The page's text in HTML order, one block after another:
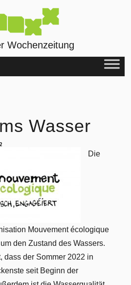
Wochenzeitung
Wasser
Die
Mouvement écologique
den Zustand des Wassers.
dass der Sommer 2022 in
seit Beginn der